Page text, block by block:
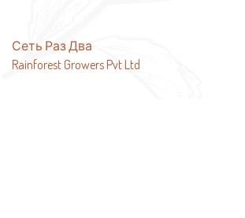
Навигация
по
Сеть Раз Два
Rainforest Growers Pvt Ltd